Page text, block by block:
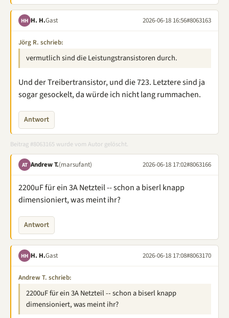
HH H. H.Gast 2026-06-18 16:56#8063163
Jörg R. schrieb:
vermutlich sind die Leistungstransistoren durch.
Und der Treibertransistor, und die 723. Letztere sind ja
sogar gesockelt, da würde ich nicht lang rummachen.
Antwort
Beitrag #8063165 wurde vom Autor gelöscht.
AT Andrew T.(marsufant) 2026-06-18 17:02#8063166
2200uF für ein 3A Netzteil -- schon a biserl knapp
dimensioniert, was meint ihr?
Antwort
HH H. H.Gast 2026-06-18 17:08#8063170
Andrew T. schrieb:
2200uF für ein 3A Netzteil -- schon a biserl knapp
dimensioniert, was meint ihr?